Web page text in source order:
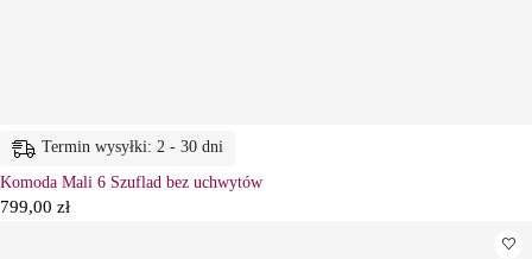
Termin wysyłki: 2 - 30 dni
Komoda Mali 6 Szuflad bez uchwytów
799,00 zł